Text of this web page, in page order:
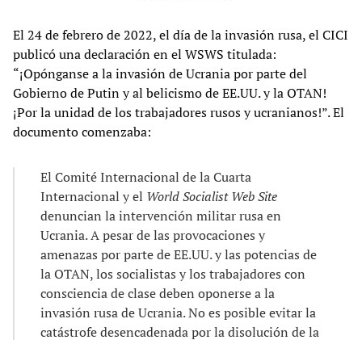
El 24 de febrero de 2022, el día de la invasión rusa, el CICI
publicó una declaración en el WSWS titulada:
“¡Opónganse a la invasión de Ucrania por parte del
Gobierno de Putin y al belicismo de EE.UU. y la OTAN!
¡Por la unidad de los trabajadores rusos y ucranianos!”. El
documento comenzaba:
El Comité Internacional de la Cuarta
Internacional y el World Socialist Web Site
denuncian la intervención militar rusa en
Ucrania. A pesar de las provocaciones y
amenazas por parte de EE.UU. y las potencias de
la OTAN, los socialistas y los trabajadores con
consciencia de clase deben oponerse a la
invasión rusa de Ucrania. No es posible evitar la
catástrofe desencadenada por la disolución de la